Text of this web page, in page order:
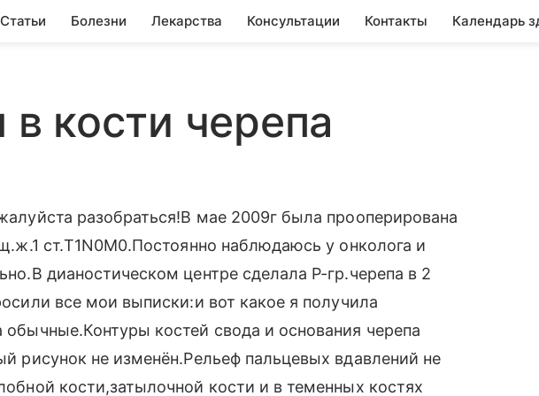
Статьи Болезни Лекарства Консультации Контакты Календарь
в кости черепа
разобраться!В мае 2009г была прооперирована
ст.T1N0M0.Постоянно наблюдаюсь у онколога и
дианостическом центре сделала Р-гр.черепа в 2
все мои выписки:и вот какое я получила
костей свода и основания черепа
рисунок не изменён.Рельеф пальцевых вдавлений не
кости,затылочной кости и в теменных костях